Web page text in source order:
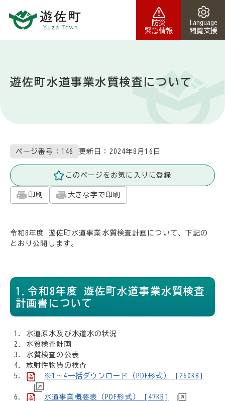
防災
緊急情報
Language
閲覧支援
遊佐町水道事業水質検査について
ページ番号：146 更新日： 2024年8月16日
このページをお気に入りに登録
印刷 大きな字で印刷
令和8年度 遊佐町水道事業水質検査計画について、下記の
とおり公開します。
1.令和8年度 遊佐町水道事業水質検査
計画書について
水道原水及び水道水の状況
水質検査計画
水質検査の公表
放射性物質の検査
※1～4一括ダウンロード（PDF形式） [260KB]
水道事業概要表（PDF形式） [47KB]